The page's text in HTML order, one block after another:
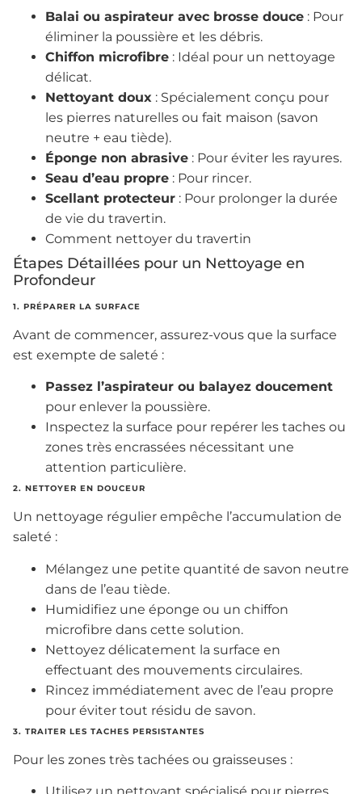
Balai ou aspirateur avec brosse douce : Pour
éliminer la poussière et les débris.
Chiffon microfibre : Idéal pour un nettoyage
délicat.
Nettoyant doux : Spécialement conçu pour
les pierres naturelles ou fait maison (savon
neutre + eau tiède).
Éponge non abrasive : Pour éviter les rayures.
Seau d’eau propre : Pour rincer.
Scellant protecteur : Pour prolonger la durée
de vie du travertin.
Comment nettoyer du travertin
Étapes Détaillées pour un Nettoyage en
Profondeur
1. PRÉPARER LA SURFACE
Avant de commencer, assurez-vous que la surface
est exempte de saleté :
Passez l’aspirateur ou balayez doucement
pour enlever la poussière.
Inspectez la surface pour repérer les taches ou
zones très encrassées nécessitant une
attention particulière.
2. NETTOYER EN DOUCEUR
Un nettoyage régulier empêche l’accumulation de
saleté :
Mélangez une petite quantité de savon neutre
dans de l’eau tiède.
Humidifiez une éponge ou un chiffon
microfibre dans cette solution.
Nettoyez délicatement la surface en
effectuant des mouvements circulaires.
Rincez immédiatement avec de l’eau propre
pour éviter tout résidu de savon.
3. TRAITER LES TACHES PERSISTANTES
Pour les zones très tachées ou graisseuses :